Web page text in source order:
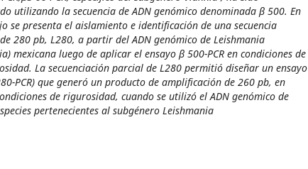
utilizando la secuencia de ADN genómico denominada β 500. En
se presenta el aislamiento e identificación de una secuencia
280 pb, L280, a partir del ADN genómico de Leishmania
mexicana luego de aplicar el ensayo β 500-PCR en condiciones de
La secuenciación parcial de L280 permitió diseñar un ensayo
PCR) que generó un producto de amplificación de 260 pb, en
de rigurosidad, cuando se utilizó el ADN genómico de
pertenecientes al subgénero Leishmania